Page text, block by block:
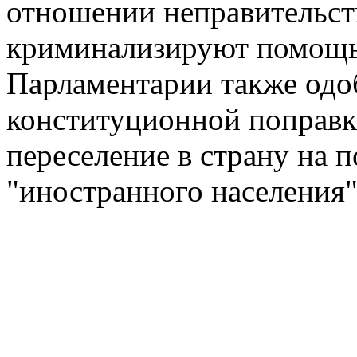
отношении
криминализируют
Парламентарии также
конституционной
переселение в страну на
"иностранного